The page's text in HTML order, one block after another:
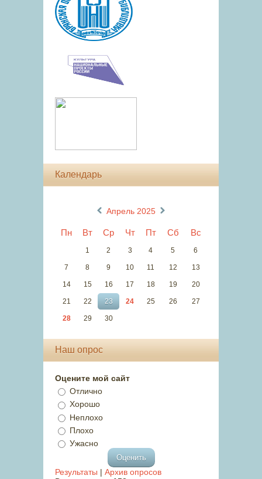
Календарь
Апрель 2025
Пн Вт Ср Чт Пт Сб Вс
1 2 3 4 5 6
7 8 9 10 11 12 13
14 15 16 17 18 19 20
21 22 23 24 25 26 27
28 29 30
Наш опрос
Оцените мой сайт
Отлично
Хорошо
Неплохо
Плохо
Ужасно
Результаты | Архив опросов